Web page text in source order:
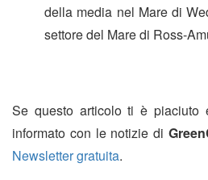
della media nel Mare di
settore del Mare di Ross-
Se questo articolo ti è piaciuto
informato con le notizie di
Newsletter gratuita.